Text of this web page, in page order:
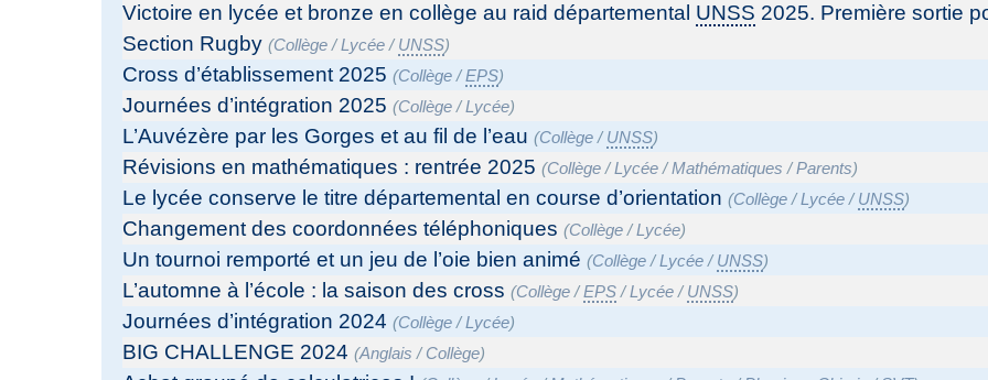
Victoire en lycée et bronze en collège au raid départemental UNSS 2025. Première sortie
Section Rugby (Collège /Lycée /UNSS)
Cross d’établissement 2025 (Collège /EPS)
Journées d’intégration 2025 (Collège /Lycée)
L’Auvézère par les Gorges et au fil de l’eau (Collège /UNSS)
Révisions en mathématiques : rentrée 2025 (Collège /Lycée /Mathématiques /Parents)
Le lycée conserve le titre départemental en course d’orientation (Collège /Lycée /UNSS)
Changement des coordonnées téléphoniques (Collège /Lycée)
Un tournoi remporté et un jeu de l’oie bien animé (Collège /Lycée /UNSS)
L’automne à l’école : la saison des cross (Collège /EPS /Lycée /UNSS)
Journées d’intégration 2024 (Collège /Lycée)
BIG CHALLENGE 2024 (Anglais /Collège)